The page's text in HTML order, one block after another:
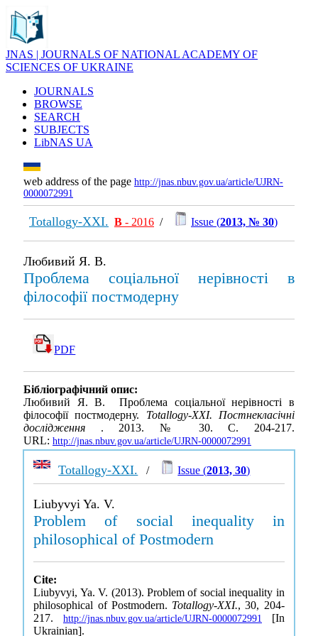
JNAS | JOURNALS OF NATIONAL ACADEMY OF
SCIENCES OF UKRAINE
JOURNALS
BROWSE
SEARCH
SUBJECTS
LibNAS UA
web address of the page http://jnas.nbuv.gov.ua/article/UJRN-
0000072991
Totallogy-XXI. В - 2016 / Issue (2013, № 30)
Любивий Я. В.
Проблема соціальної нерівності в
філософії постмодерну
PDF
Бібліографічний опис:
Любивий Я. В. Проблема соціальної нерівності в
філософії постмодерну. Totallogy-XXI. Постнекласічні
дослідження . 2013. № 30. С. 204-217.
URL: http://jnas.nbuv.gov.ua/article/UJRN-0000072991
Totallogy-XXI. / Issue (2013, 30)
Liubyvyi Ya. V.
Problem of social inequality in
philosophical of Postmodern
Cite:
Liubyvyi, Ya. V. (2013). Problem of social inequality in
philosophical of Postmodern. Totallogy-XXI., 30, 204-
217. http://jnas.nbuv.gov.ua/article/UJRN-0000072991
[In
Ukrainian].